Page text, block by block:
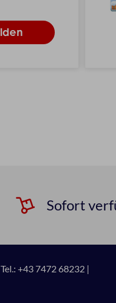
Sofort
Tel.: +43 7472 68232 |